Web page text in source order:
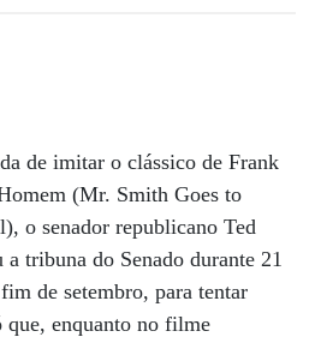
de imitar o clássico de Frank
(Mr. Smith Goes to
o senador republicano Ted
tribuna do Senado durante 21
de setembro, para tentar
que, enquanto no filme